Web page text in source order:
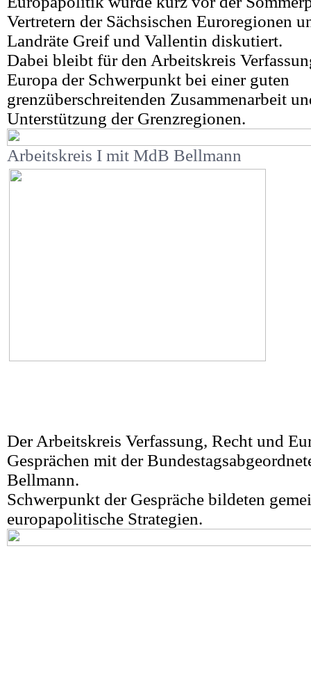
Vertretern der Sächsischen Euroregionen
Landräte Greif und Vallentin diskutiert.
Dabei bleibt für den Arbeitskreis
Europa der Schwerpunkt bei einer guten
grenzüberschreitenden Zusammenarbeit
Unterstützung der Grenzregionen.
Arbeitskreis I mit MdB Bellmann
Der Arbeitskreis Verfassung, Recht und
Gesprächen mit der
Bellmann.
Schwerpunkt der Gespräche bildeten
europapolitische Strategien.